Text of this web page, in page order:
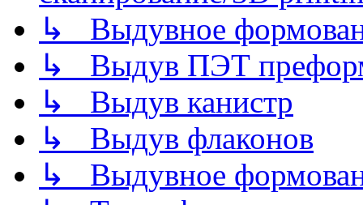
↳ Выдувное
↳ Выдув ПЭТ
↳ Выдув канистр
↳ Выдув флаконов
↳ Выдувное